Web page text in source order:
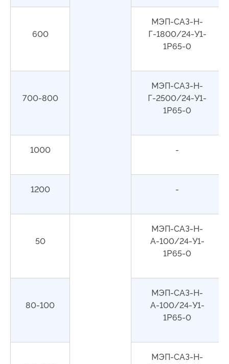
600
МЭП-САЗ-Н-
Г-1800/24-У1-
1Р65-0
700-800
МЭП-САЗ-Н-
Г-2500/24-У1-
1Р65-0
1000 -
1200 -
50
МЭП-САЗ-Н-
А-100/24-У1-
1Р65-0
80-100
МЭП-САЗ-Н-
А-100/24-У1-
1Р65-0
МЭП-САЗ-Н-